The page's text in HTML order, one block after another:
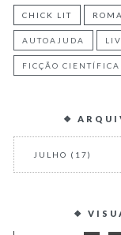
CHICK LIT
AUTOAJUDA
FICÇÃO CIENTÍFICA
❖
❖